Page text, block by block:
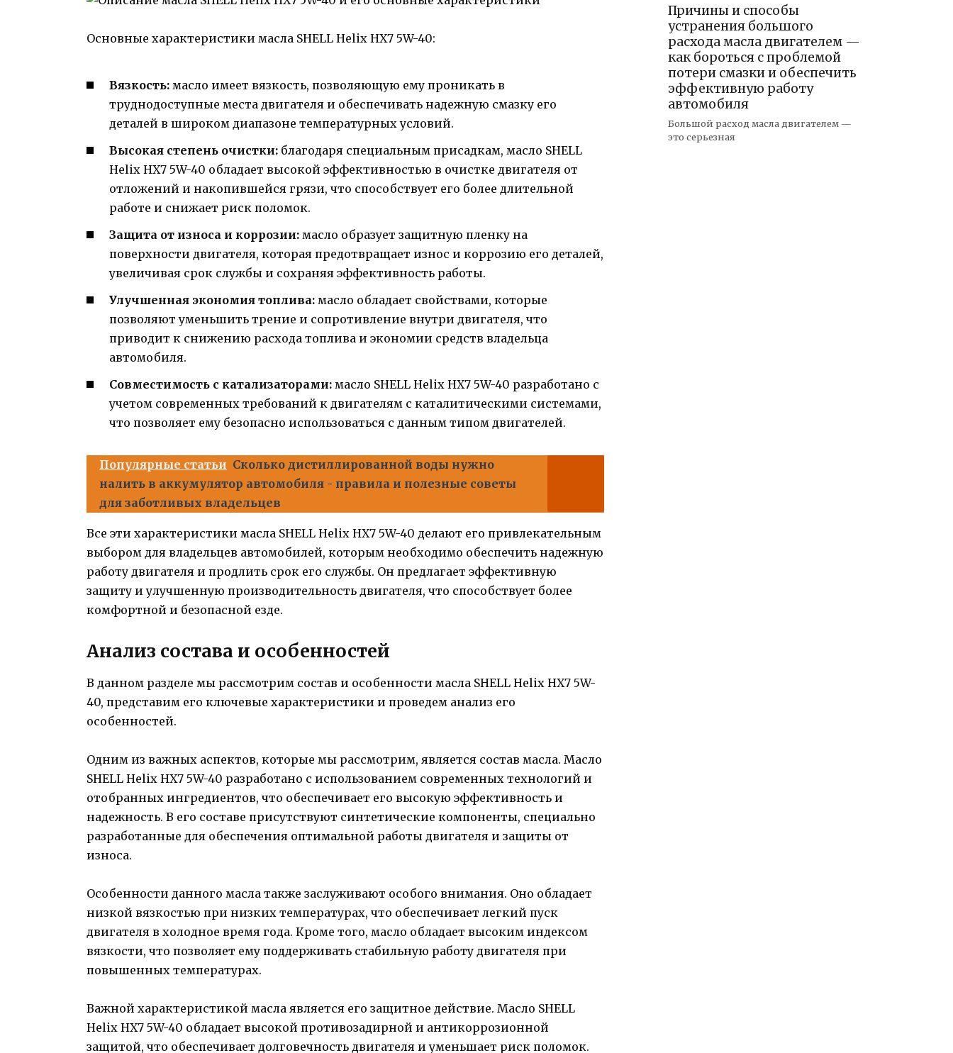
Основные характеристики масла SHELL Helix HX7 5W-40:
Вязкость: масло имеет вязкость, позволяющую ему проникать в
труднодоступные места двигателя и обеспечивать надежную смазку его
деталей в широком диапазоне температурных условий.
Высокая степень очистки: благодаря специальным присадкам, масло SHELL
Helix HX7 5W-40 обладает высокой эффективностью в очистке двигателя от
отложений и накопившейся грязи, что способствует его более длительной
работе и снижает риск поломок.
Защита от износа и коррозии: масло образует защитную пленку на
поверхности двигателя, которая предотвращает износ и коррозию его деталей,
увеличивая срок службы и сохраняя эффективность работы.
Улучшенная экономия топлива: масло обладает свойствами, которые
позволяют уменьшить трение и сопротивление внутри двигателя, что
приводит к снижению расхода топлива и экономии средств владельца
автомобиля.
Совместимость с катализаторами: масло SHELL Helix HX7 5W-40 разработано с
учетом современных требований к двигателям с каталитическими системами,
что позволяет ему безопасно использоваться с данным типом двигателей.
Популярные статьи Сколько дистиллированной воды нужно
налить в аккумулятор автомобиля - правила и полезные советы
для заботливых владельцев
Все эти характеристики масла SHELL Helix HX7 5W-40 делают его привлекательным
выбором для владельцев автомобилей, которым необходимо обеспечить надежную
работу двигателя и продлить срок его службы. Он предлагает эффективную
защиту и улучшенную производительность двигателя, что способствует более
комфортной и безопасной езде.
Анализ состава и особенностей
В данном разделе мы рассмотрим состав и особенности масла SHELL Helix HX7 5W-
40, представим его ключевые характеристики и проведем анализ его
особенностей.
Одним из важных аспектов, которые мы рассмотрим, является состав масла. Масло
SHELL Helix HX7 5W-40 разработано с использованием современных технологий и
отобранных ингредиентов, что обеспечивает его высокую эффективность и
надежность. В его составе присутствуют синтетические компоненты, специально
разработанные для обеспечения оптимальной работы двигателя и защиты от
износа.
Особенности данного масла также заслуживают особого внимания. Оно обладает
низкой вязкостью при низких температурах, что обеспечивает легкий пуск
двигателя в холодное время года. Кроме того, масло обладает высоким индексом
вязкости, что позволяет ему поддерживать стабильную работу двигателя при
повышенных температурах.
Важной характеристикой масла является его защитное действие. Масло SHELL
Helix HX7 5W-40 обладает высокой противозадирной и антикоррозионной
защитой, что обеспечивает долговечность двигателя и уменьшает риск поломок.
Причины и способы
устранения большого
расхода масла двигателем —
как бороться с проблемой
потери смазки и обеспечить
эффективную работу
автомобиля
Большой расход масла двигателем —
это серьезная